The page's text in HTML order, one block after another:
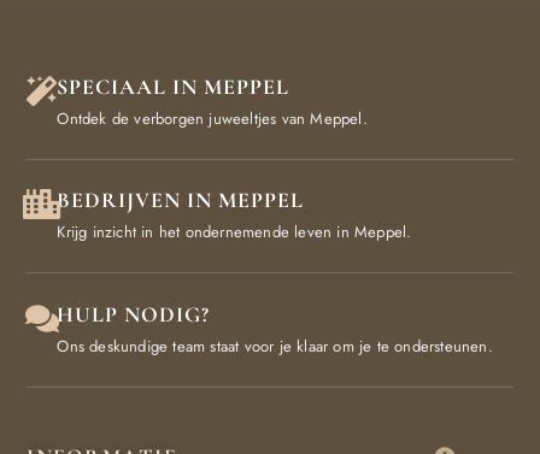
SPECIAAL IN MEPPEL
Ontdek de verborgen juweeltjes van Meppel.
BEDRIJVEN IN MEPPEL
Krijg inzicht in het ondernemende leven in Meppel.
HULP NODIG?
Ons deskundige team staat voor je klaar om je te ondersteunen.